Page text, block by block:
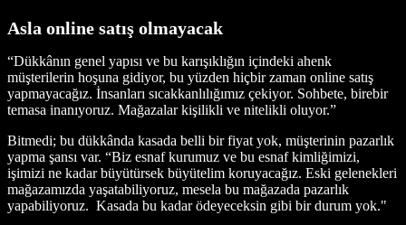
Asla online satış olmayacak
“Dükkânın genel yapısı ve bu karışıklığın içindeki ahenk
müşterilerin hoşuna gidiyor, bu yüzden hiçbir zaman online satış
yapmayacağız. İnsanları sıcakkanlılığımız çekiyor. Sohbete, birebir
temasa inanıyoruz. Mağazalar kişilikli ve nitelikli oluyor.”
Bitmedi; bu dükkânda kasada belli bir fiyat yok, müşterinin pazarlık
yapma şansı var. “Biz esnaf kurumuz ve bu esnaf kimliğimizi,
işimizi ne kadar büyütürsek büyütelim koruyacağız. Eski gelenekleri
mağazamızda yaşatabiliyoruz, mesela bu mağazada pazarlık
yapabiliyoruz. Kasada bu kadar ödeyeceksin gibi bir durum yok."